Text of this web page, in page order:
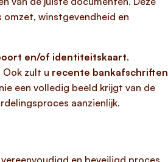
winstgevendheid en
en/of identiteitskaart.
Ook zult u recente bankafschriften
een volledig beeld krijgt van de
aanzienlijk.
en beveiligd proces